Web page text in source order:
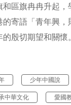
區旗冉冉升起，
寄語「青年興，
的殷切期望和關懷
少年中國說
中華文化 愛國